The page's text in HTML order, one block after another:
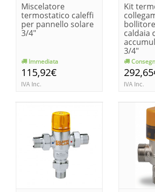
Miscelatore
termostatico caleffi
per pannello solare
3/4"
Immediata
115,92€
IVA Inc.
Kit
caldaia
3/4"
IVA Inc.